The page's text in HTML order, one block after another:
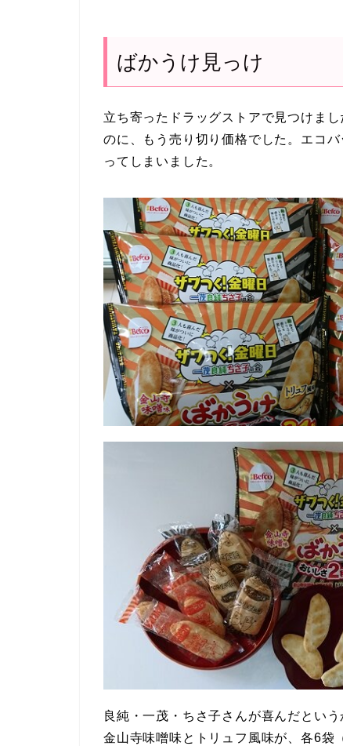
ばかうけ見っけ
立ち寄ったドラッグストアで見つけま
のに、もう売り切り価格でした。エコ
ってしまいました。
良純・一茂・ちさ子さんが喜んだとい
金山寺味噌味とトリュフ風味が、各6袋